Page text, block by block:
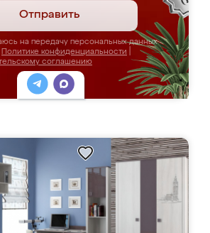
Отправить
на передачу персональных данных
Политике конфиденциальности
соглашению